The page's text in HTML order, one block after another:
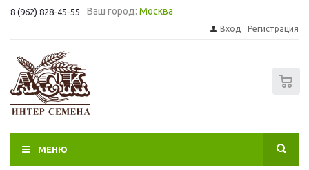
8 (962) 828-45-55 Ваш город: Москва
Вход Регистрация
МЕНЮ